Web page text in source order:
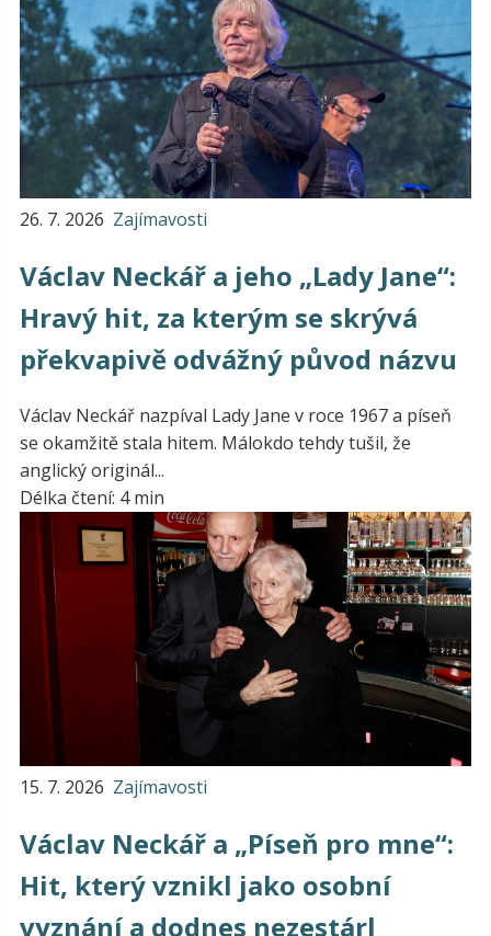
26. 7. 2026 Zajímavosti
Václav Neckář a jeho „Lady Jane“:
Hravý hit, za kterým se skrývá
překvapivě odvážný původ názvu
Václav Neckář nazpíval Lady Jane v roce 1967 a píseň
se okamžitě stala hitem. Málokdo tehdy tušil, že
anglický originál...
Délka čtení: 4 min
15. 7. 2026 Zajímavosti
Václav Neckář a „Píseň pro mne“:
Hit, který vznikl jako osobní
vyznání a dodnes nezestárl